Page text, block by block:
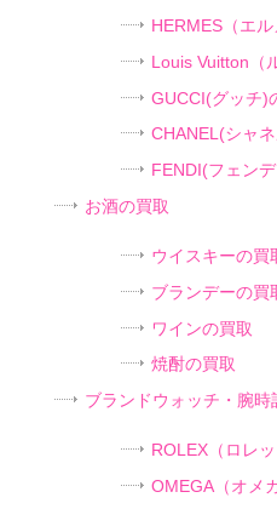
HERMES（エ
Louis Vuitton（
GUCCI(グッチ)
CHANEL(シャ
FENDI(フェン
お酒の買取
ウイスキーの買
ブランデーの買
ワインの買取
焼酎の買取
ブランドウォッチ・腕時
ROLEX（ロレ
OMEGA（オメ